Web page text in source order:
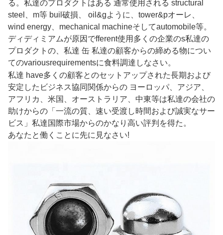
る。私達のプロダクトはある 通常使用される structural
steel 、m等 buil 破損 oil&gように 、tower&pオーレ
wind energy 、mechanical machineそしてautomobile等。
ディディミアムが原因でfferent使用 多くの企業のs私達の
プロダクトの、私達 缶 私達の顧客からの締める物につい
てのvariousrequirementsに食料調達しなさい。
私達 have多くの顧客とのセットアップされた長期および
安定したビジネス協同関係からの ヨーロッパ、アジア、
アフリカ、米国、オーストラリア、中東等は私達の会社の
助けからの「一流の質、速い受渡し時間および誠実なサー
ビス」私達国際市場からのかなり高い評判を得た。
あなたと働くことに先に見なさい!